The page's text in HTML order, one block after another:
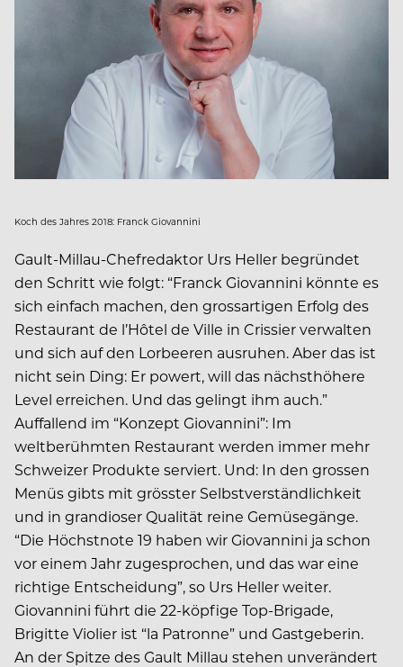
Koch des Jahres 2018: Franck Giovannini
Gault-Millau-Chefredaktor Urs Heller begründet
den Schritt wie folgt: “Franck Giovannini könnte es
sich einfach machen, den grossartigen Erfolg des
Restaurant de l’Hôtel de Ville in Crissier verwalten
und sich auf den Lorbeeren ausruhen. Aber das ist
nicht sein Ding: Er powert, will das nächsthöhere
Level erreichen. Und das gelingt ihm auch.”
Auffallend im “Konzept Giovannini”: Im
weltberühmten Restaurant werden immer mehr
Schweizer Produkte serviert. Und: In den grossen
Menüs gibts mit grösster Selbstverständlichkeit
und in grandioser Qualität reine Gemüsegänge.
“Die Höchstnote 19 haben wir Giovannini ja schon
vor einem Jahr zugesprochen, und das war eine
richtige Entscheidung”, so Urs Heller weiter.
Giovannini führt die 22-köpfige Top-Brigade,
Brigitte Violier ist “la Patronne” und Gastgeberin.
An der Spitze des Gault Millau stehen unverändert